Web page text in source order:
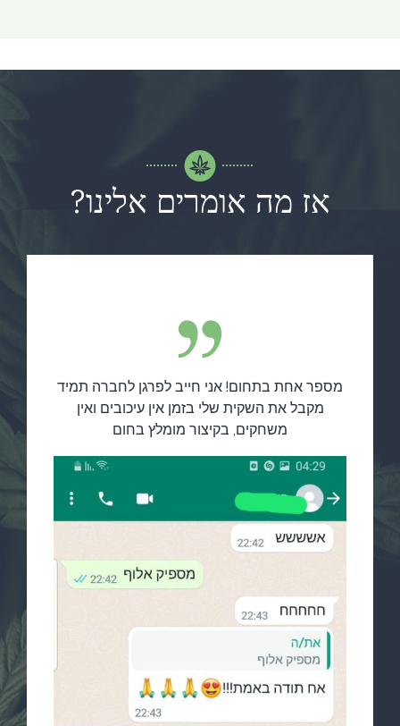
אז מה אומרים אלינו?
מספר אחת בתחום! אני חייב לפרגן לחברה תמיד
מקבל את השקית שלי בזמן אין עיכובים ואין
משחקים, בקיצור מומלץ בחום